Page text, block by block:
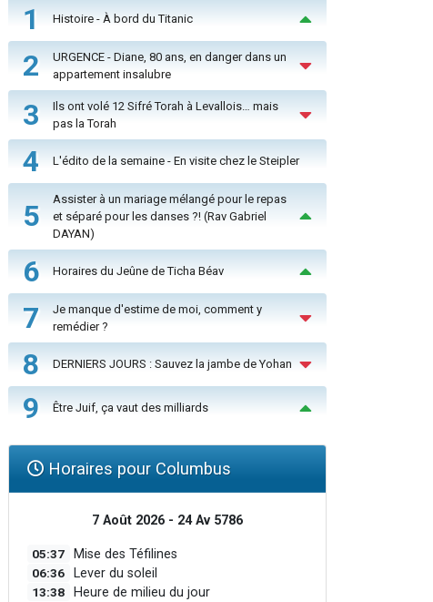
1 Histoire - À bord du Titanic
2
URGENCE - Diane, 80 ans, en danger dans un
appartement insalubre
3
Ils ont volé 12 Sifré Torah à Levallois… mais
pas la Torah
4 L'édito de la semaine - En visite chez le Steipler
5
Assister à un mariage mélangé pour le repas
et séparé pour les danses ?! (Rav Gabriel
DAYAN)
6 Horaires du Jeûne de Ticha Béav
7
Je manque d'estime de moi, comment y
remédier ?
8 DERNIERS JOURS : Sauvez la jambe de Yohan
9 Être Juif, ça vaut des milliards
Horaires pour Columbus
7 Août 2026 - 24 Av 5786
05:37 Mise des Téfilines
06:36 Lever du soleil
13:38 Heure de milieu du jour